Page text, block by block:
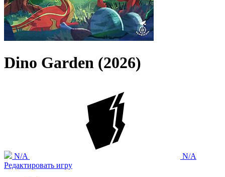
Dino Garden (2026)
N/A
N/A
Редактировать игру